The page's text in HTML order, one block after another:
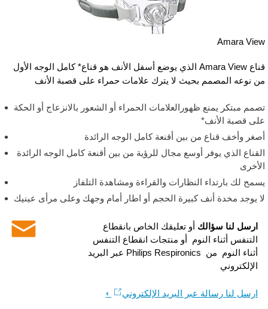
Amara
قناع Amara View الذي يوضع أسفل الأنف هو قناع* كامل الوجه الأول
نوعه المصمم بحيث لا يترك علامات حمراء على قصبة الأنف
مبتكر يمنع ظهورالعلامات الحمراء أو الشعور بالانزعاج أو الحكة
قصبة الأنف*
وأخف قناع من بين أقنعة كامل الوجه الرائدة
الذي يوفر أوسع مجال للرؤية من بين أقنعة كامل الوجه الرائدة
لك بارتداء النظارات والقراءة ومشاهدة التلفاز
يوجد مخدة أنف كبيرة الحجم أو اطار أمام وجهك وعلى مرأى عينيك
ارسل لنا سؤالكأو تعليقك الخاص بانقطاع
التنفس أثناء النوم أو منتجات انقطاع التنفس
أثناء النوم من Philips Respironics عبر البريد
الإلكتروني
ارسل لنا رسالة عبر البريد الإلكتروني